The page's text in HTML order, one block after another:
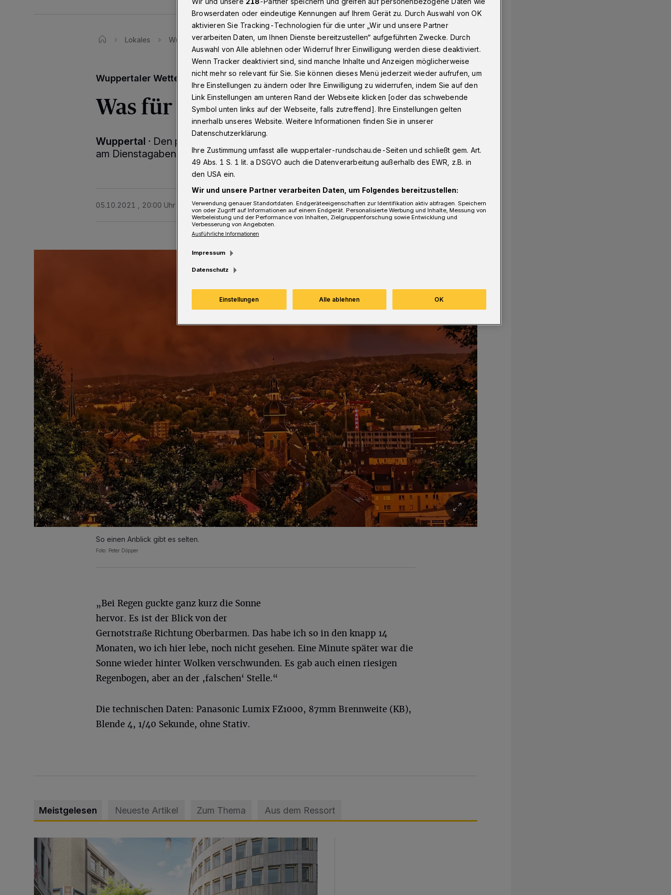
Lokales Wuppertaler Wetter: Was für ein Schauspiel!
Wuppertaler Wetter
Was für ein Schauspiel!
Wuppertal · Den phantastischen Sonnenuntergang hat Peter Döpper
am Dienstagabend (5. Oktober 2021) aufgenommen.
05.10.2021 , 20:00 Uhr Eine Minute Lesezeit
So einen Anblick gibt es selten.
Foto: Peter Döpper
„Bei Regen guckte ganz kurz die Sonne
hervor. Es ist der Blick von der
Gernotstraße Richtung Oberbarmen. Das habe ich so in den knapp 14
Monaten, wo ich hier lebe, noch nicht gesehen. Eine Minute später war die
Sonne wieder hinter Wolken verschwunden. Es gab auch einen riesigen
Regenbogen, aber an der ,falschen‘ Stelle.“
Die technischen Daten: Panasonic Lumix FZ1000, 87mm Brennweite (KB),
Blende 4, 1/40 Sekunde, ohne Stativ.
Meistgelesen Neueste Artikel Zum Thema Aus dem Ressort
Ein neuer Brunnen für die Alte Freiheit
Browserdaten oder eindeutige Kennungen auf Ihrem Gerät zu. Durch Auswahl von OK
aktivieren Sie Tracking-Technologien für die unter „Wir und unsere Partner
verarbeiten Daten, um Ihnen Dienste bereitzustellen“ aufgeführten Zwecke. Durch
Auswahl von Alle ablehnen oder Widerruf Ihrer Einwilligung werden diese deaktiviert.
Wenn Tracker deaktiviert sind, sind manche Inhalte und Anzeigen möglicherweise
nicht mehr so relevant für Sie. Sie können dieses Menü jederzeit wieder aufrufen, um
Ihre Einstellungen zu ändern oder Ihre Einwilligung zu widerrufen, indem Sie auf den
Link Einstellungen am unteren Rand der Webseite klicken [oder das schwebende
Symbol unten links auf der Webseite, falls zutreffend]. Ihre Einstellungen gelten
innerhalb unseres Website. Weitere Informationen finden Sie in unserer
Datenschutzerklärung.
Ihre Zustimmung umfasst alle wuppertaler-rundschau.de-Seiten und schließt gem. Art.
49 Abs. 1 S. 1 lit. a DSGVO auch die Datenverarbeitung außerhalb des EWR, z.B. in
den USA ein.
Wir und unsere Partner verarbeiten Daten, um Folgendes bereitzustellen:
Verwendung genauer Standortdaten. Endgeräteeigenschaften zur Identifikation aktiv abfragen. Speichern
von oder Zugriff auf Informationen auf einem Endgerät. Personalisierte Werbung und Inhalte, Messung von
Werbeleistung und der Performance von Inhalten, Zielgruppenforschung sowie Entwicklung und
Verbesserung von Angeboten.
Ausführliche Informationen
Impressum
Datenschutz
Einstellungen Alle ablehnen OK